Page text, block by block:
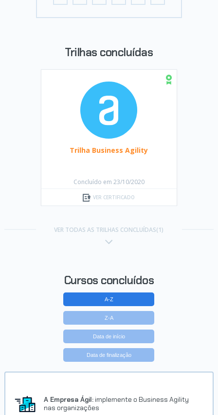
Trilhas concluídas
Trilha Business Agility
Concluído em 23/10/2020
VER CERTIFICADO
VER TODAS AS TRILHAS CONCLUÍDAS(1)
Cursos concluídos
A-Z
Z-A
Data de início
Data de finalização
A Empresa Ágil: implemente o Business Agility
nas organizações